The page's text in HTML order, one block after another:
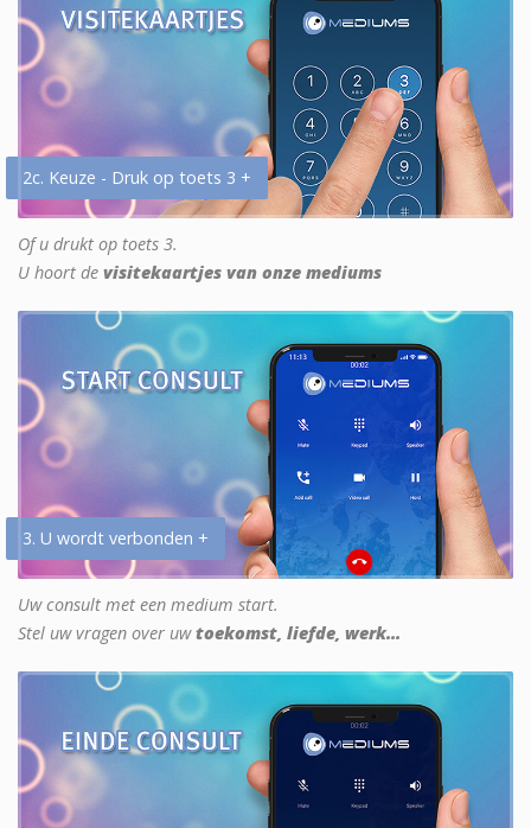
2c. Keuze - Druk op toets 3 +
Of u drukt op toets 3.
U hoort de visitekaartjes van onze mediums
3. U wordt verbonden +
Uw consult met een medium start.
Stel uw vragen over uwtoekomst, liefde, werk...